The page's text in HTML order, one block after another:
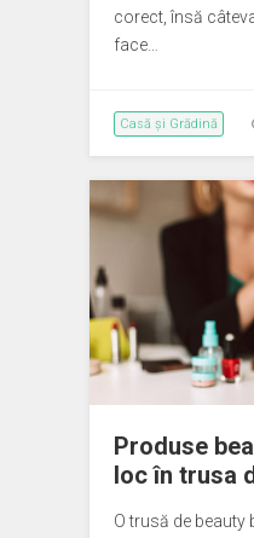
corect, însă
face…
Casă și Grădină
Produse
loc în trusa
O trusă de beauty